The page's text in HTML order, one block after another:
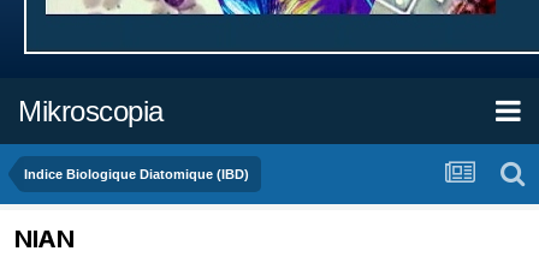
Mikroscopia
Indice Biologique Diatomique (IBD)
NIAN